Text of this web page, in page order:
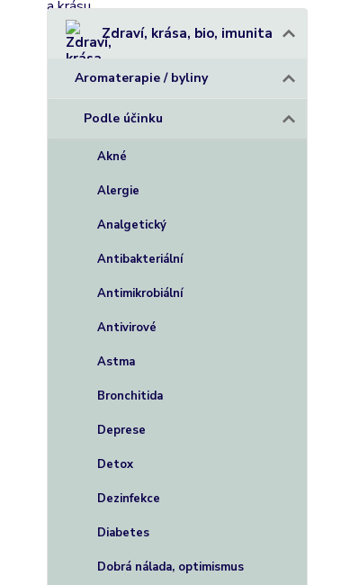
Zdraví, krása, bio, imunita
Aromaterapie / byliny
Podle účinku
Akné
Alergie
Analgetický
Antibakteriální
Antimikrobiální
Antivirové
Astma
Bronchitida
Deprese
Detox
Dezinfekce
Diabetes
Dobrá nálada, optimismus